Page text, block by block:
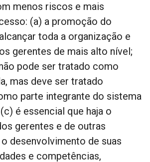
menos riscos e mais
(a) a promoção do
toda a organização e
gerentes de mais alto nível;
pode ser tratado como
mas deve ser tratado
parte integrante do sistema
é essencial que haja o
gerentes e de outras
desenvolvimento de suas
e competências,